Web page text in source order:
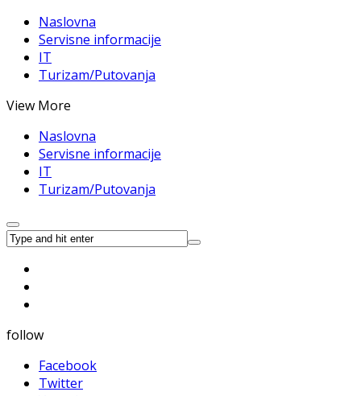
Naslovna
Servisne informacije
IT
Turizam/Putovanja
View More
Naslovna
Servisne informacije
IT
Turizam/Putovanja
follow
Facebook
Twitter